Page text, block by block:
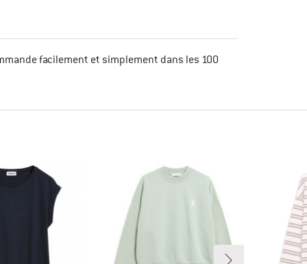
facilement et simplement dans les 100